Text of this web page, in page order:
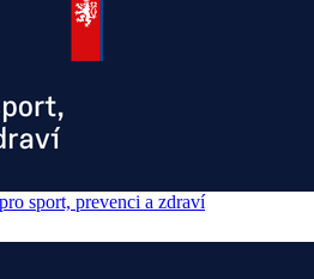
sport, prevenci a zdraví